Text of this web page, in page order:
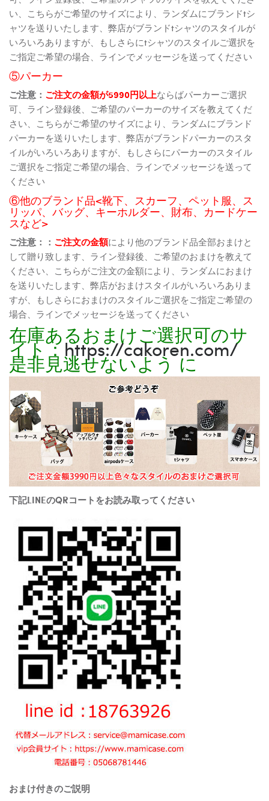
い、こちらがご希望のサイズにより、ランダムにブランドtシ
ャツを送りいたします、弊店がブランドtシャツのスタイルが
いろいろありますが、もしさらにtシャツのスタイルご選択を
ご指定ご希望の場合、ラインでメッセージを送ってください
⑤パーカー
ご注意： ご注文の金額が5990円以上ならばパーカーご選択
可、ライン登録後、ご希望のパーカーのサイズを教えてくだ
さい、こちらがご希望のサイズにより、ランダムにブランド
パーカーを送りいたします、弊店がブランドパーカーのスタ
イルがいろいろありますが、もしさらにパーカーのスタイル
ご選択をご指定ご希望の場合、ラインでメッセージを送って
ください
⑥他のブランド品<靴下、スカーフ、ペット服、ス
リッパ、バッグ、キーホルダー、財布、カードケー
スなど>
ご注意：： ご注文の金額により他のブランド品全部おまけと
して贈り致します、ライン登録後、ご希望のおまけを教えて
ください、こちらがご注文の金額により、ランダムにおまけ
を送りいたします、弊店がおまけスタイルがいろいろありま
すが、もしさらにおまけのスタイルご選択をご指定ご希望の
場合、ラインでメッセージを送ってください
在庫あるおまけご選択可のサ
イト：https://cakoren.com/
是非見逃せないよう に
下記LINEのQRコートをお読み取ってください
おまけ付きのご説明